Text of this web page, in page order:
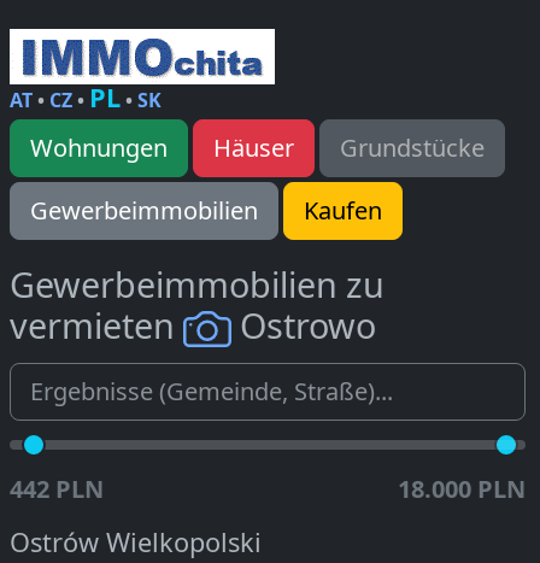
AT• CZ• PL•SK
Wohnungen Häuser
Grundstücke
Gewerbeimmobilien
Kaufen
Gewerbeimmobilien zu
vermieten
Ostrowo
442 PLN 18.000 PLN
Ostrów Wielkopolski